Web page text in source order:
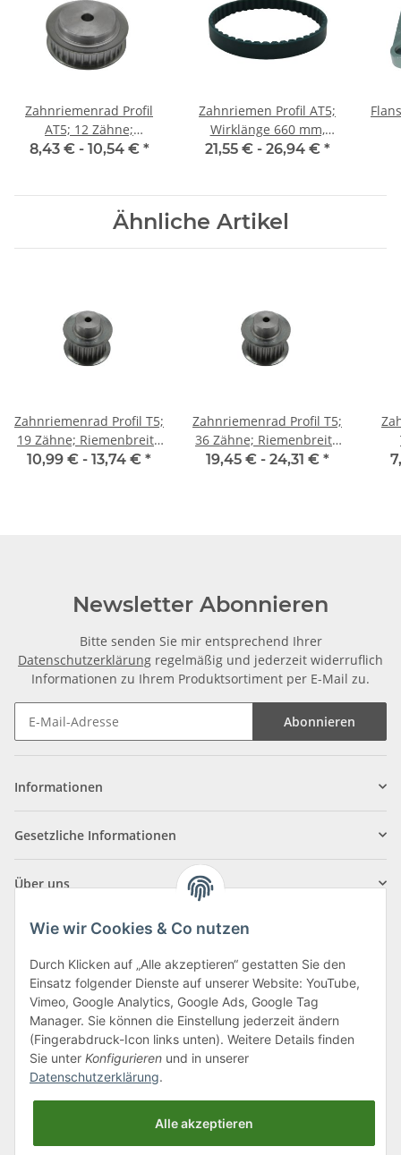
Zahnriemenrad Profil
AT5; 12 Zähne;
Riemenbreite 10 mm
8,43 € - 10,54 € *
Zahnriemen Profil AT5;
Wirklänge 660 mm,
Riemenbreite 10 mm
21,55 € - 26,94 € *
Ähnliche Artikel
Zahnriemenrad Profil T5;
19 Zähne; Riemenbreite
10 mm
10,99 € - 13,74 € *
Zahnriemenrad Profil T5;
36 Zähne; Riemenbreite
16 mm
19,45 € - 24,31 € *
Newsletter Abonnieren
Bitte senden Sie mir entsprechend Ihrer
Datenschutzerklärung regelmäßig und jederzeit widerruflich
Informationen zu Ihrem Produktsortiment per E-Mail zu.
Abonnieren
Informationen
Gesetzliche Informationen
Über uns
Klagenfurter Straße 29
9556 Liebenfels
Montag bis Donnerstag: 8:00 bis 16:30 Uhr
Freitag: 8:00 bis 12:00 Uhr
Tel.:0043 (0) 4262 50900
office@cncshop.at
Wie wir Cookies & Co nutzen
Durch Klicken auf „Alle akzeptieren“ gestatten Sie den
Einsatz folgender Dienste auf unserer Website: YouTube,
Vimeo, Google Analytics, Google Ads, Google Tag
Manager. Sie können die Einstellung jederzeit ändern
(Fingerabdruck-Icon links unten). Weitere Details finden
Sie unter Konfigurieren und in unserer
Datenschutzerklärung.
Alle akzeptieren